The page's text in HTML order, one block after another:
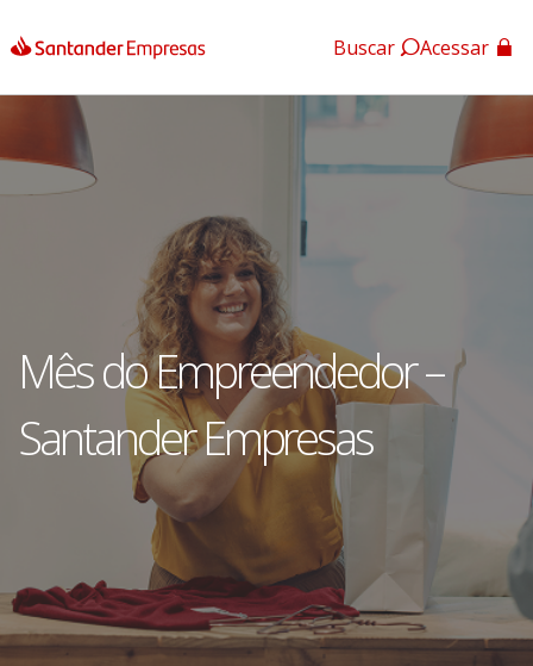
App Santander
App Santander Empresas
Buscar Acessar
Mês do Empreendedor –
Santander Empresas